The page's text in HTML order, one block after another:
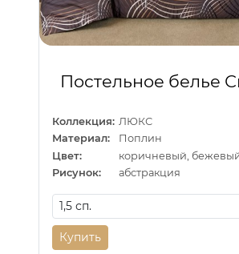
Постельное белье
Коллекция: ЛЮКС
Материал:
Поплин
Цвет:
коричневый,
Рисунок:
абстракция
Купить